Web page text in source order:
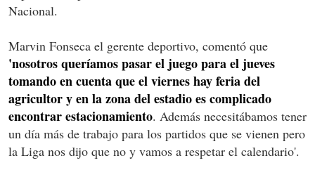
Nacional.
Marvin Fonseca el gerente deportivo, comentó que
'nosotros queríamos pasar el juego para el jueves
tomando en cuenta que el viernes hay feria del
agricultor y en la zona del estadio es complicado
encontrar estacionamiento. Además necesitábamos tener
un día más de trabajo para los partidos que se vienen pero
la Liga nos dijo que no y vamos a respetar el calendario'.